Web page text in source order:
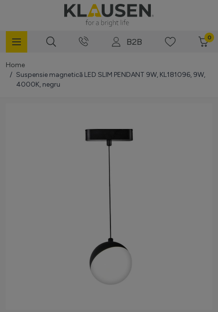
B2B 0
Home
/ Suspensie magnetică LED SLIM PENDANT 9W, KL181096, 9W,
4000K, negru